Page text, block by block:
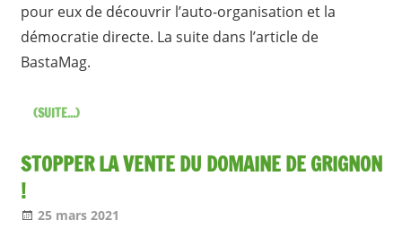
pour eux de découvrir l’auto-organisation et la
démocratie directe. La suite dans l’article de
BastaMag.
(SUITE...)
STOPPER LA VENTE DU DOMAINE DE GRIGNON
!
25 mars 2021